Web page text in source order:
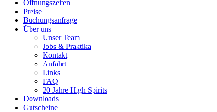
Öffnungszeiten
Preise
Buchungsanfrage
Über uns
Unser Team
Jobs & Praktika
Kontakt
Anfahrt
Links
FAQ
20 Jahre High Spirits
Downloads
Gutscheine